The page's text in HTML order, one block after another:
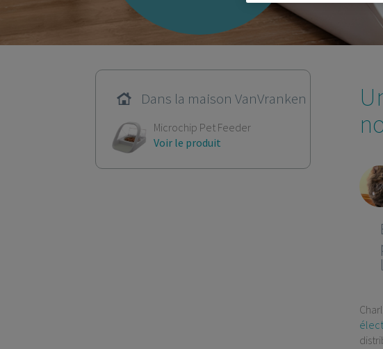
Dans la maison VanVranken
Microchip Pet Feeder
Voir le produit